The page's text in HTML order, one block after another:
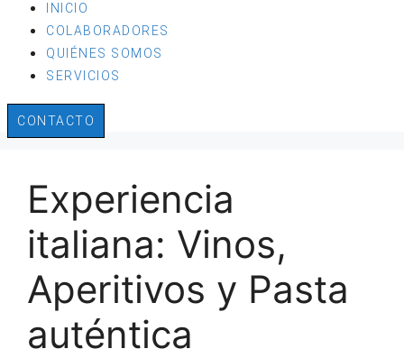
INICIO
COLABORADORES
QUIÉNES SOMOS
SERVICIOS
CONTACTO
Experiencia
italiana: Vinos,
Aperitivos y Pasta
auténtica